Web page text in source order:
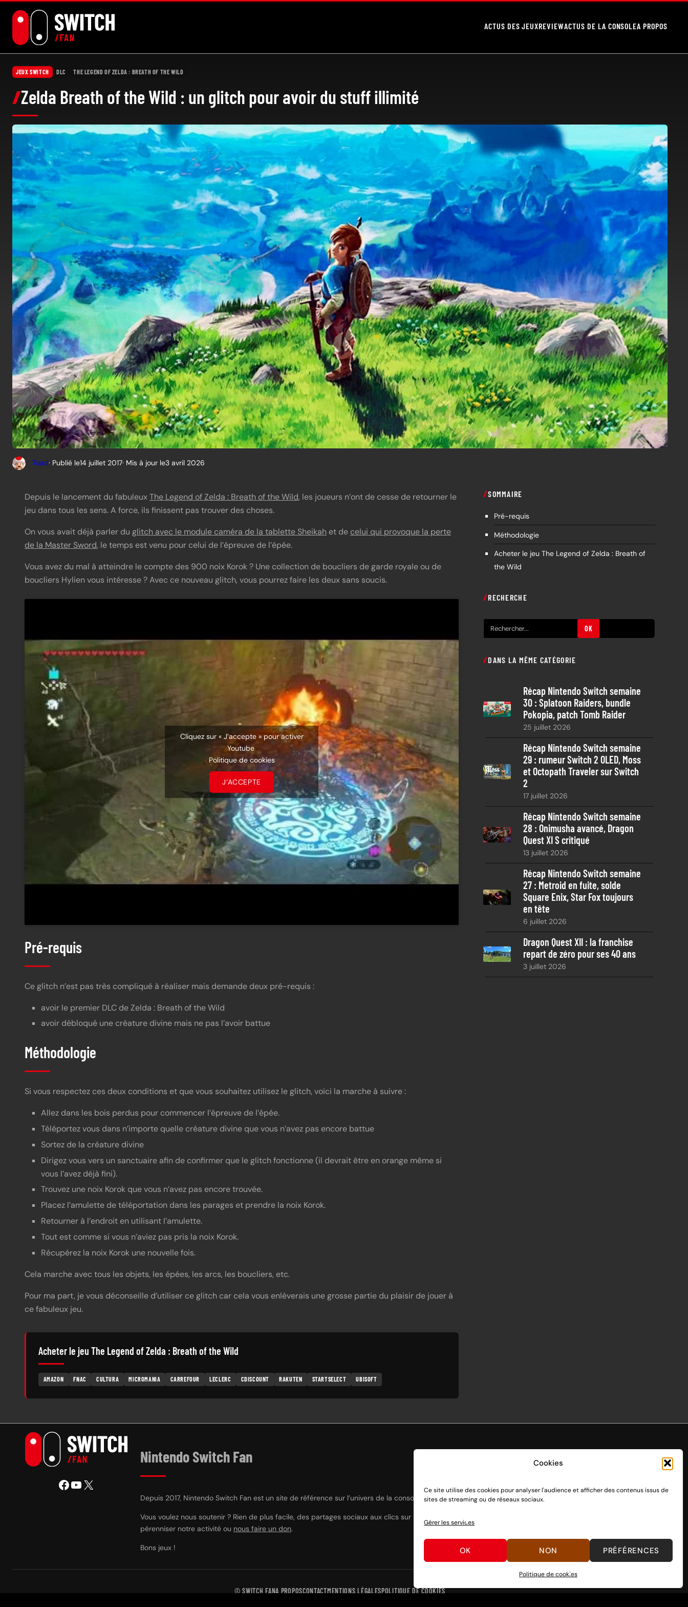
Cookies
Ce site utilise des cookies pour analyser l'audience et afficher des contenus issus de
sites de streaming ou de réseaux sociaux.
Gérer les services
OK NON PRÉFÉRENCES
Politique de cookies
ACTUS DES JEUXREVIEWACTUS DE LA CONSOLEA PROPOS
JEUX SWITCH DLC THE LEGEND OF ZELDA : BREATH OF THE WILD
Zelda Breath of the Wild : un glitch pour avoir du stuff illimité
Toad· Publié le14 juillet 2017· Mis à jour le3 avril 2026
Depuis le lancement du fabuleuxThe Legend of Zelda : Breath of the Wild, les joueurs n’ont de cesse de retourner le
jeu dans tous les sens. A force, ils finissent pas trouver des choses.
On vous avait déjà parler du glitch avec le module caméra de la tablette Sheikah et de celui qui provoque la perte
de la Master Sword, le temps est venu pour celui de l’épreuve de l’épée.
Vous avez du mal à atteindre le compte des 900 noix Korok ? Une collection de boucliers de garde royale ou de
boucliers Hylien vous intéresse ? Avec ce nouveau glitch, vous pourrez faire les deux sans soucis.
Cliquez sur « J’accepte » pour activer
Youtube
Politique de cookies
J’ACCEPTE
Pré-requis
Ce glitch n’est pas très compliqué à réaliser mais demande deux pré-requis :
avoir le premier DLC de Zelda : Breath of the Wild
avoir débloqué une créature divine mais ne pas l’avoir battue
Méthodologie
Si vous respectez ces deux conditions et que vous souhaitez utilisez le glitch, voici la marche à suivre :
Allez dans les bois perdus pour commencer l’épreuve de l’épée.
Téléportez vous dans n’importe quelle créature divine que vous n’avez pas encore battue
Sortez de la créature divine
Dirigez vous vers un sanctuaire afin de confirmer que le glitch fonctionne (il devrait être en orange même si
vous l’avez déjà fini).
Trouvez une noix Korok que vous n’avez pas encore trouvée.
Placez l’amulette de téléportation dans les parages et prendre la noix Korok.
Retourner à l’endroit en utilisant l’amulette.
Tout est comme si vous n’aviez pas pris la noix Korok.
Récupérez la noix Korok une nouvelle fois.
Cela marche avec tous les objets, les épées, les arcs, les boucliers, etc.
Pour ma part, je vous déconseille d’utiliser ce glitch car cela vous enlèverais une grosse partie du plaisir de jouer à
ce fabuleux jeu.
Acheter le jeu The Legend of Zelda : Breath of the Wild
AMAZON FNAC CULTURA MICROMANIA CARREFOUR LECLERC CDISCOUNT RAKUTEN STARTSELECT UBISOFT
SOMMAIRE
Pré-requis
Méthodologie
Acheter le jeu The Legend of Zelda : Breath of
the Wild
RECHERCHE
e
h
c
h
OK
DANS LA MÊME CATÉGORIE
Récap Nintendo Switch semaine
30 : Splatoon Raiders, bundle
Pokopia, patch Tomb Raider
25 juillet 2026
Récap Nintendo Switch semaine
29 : rumeur Switch 2 OLED, Moss
et Octopath Traveler sur Switch
2
17 juillet 2026
Récap Nintendo Switch semaine
28 : Onimusha avancé, Dragon
Quest XI S critiqué
13 juillet 2026
Récap Nintendo Switch semaine
27 : Metroid en fuite, solde
Square Enix, Star Fox toujours
en tête
6 juillet 2026
Dragon Quest XII : la franchise
repart de zéro pour ses 40 ans
3 juillet 2026
Facebook YouTube X
Nintendo Switch Fan
Depuis 2017, Nintendo Switch Fan est un site de référence sur l’univers de la console hybride Nintendo Switch 1 et 2, sortie le 3 mars 2017.
Vous voulez nous soutenir ? Rien de plus facile, des partages sociaux aux clics sur nos liens en passant par des dons, découvrez
pérenniser notre activité ou nous faire un don.
Bons jeux !
©SWITCH FANA PROPOSCONTACTMENTIONS LÉGALESPOLITIQUE DE COOKIES